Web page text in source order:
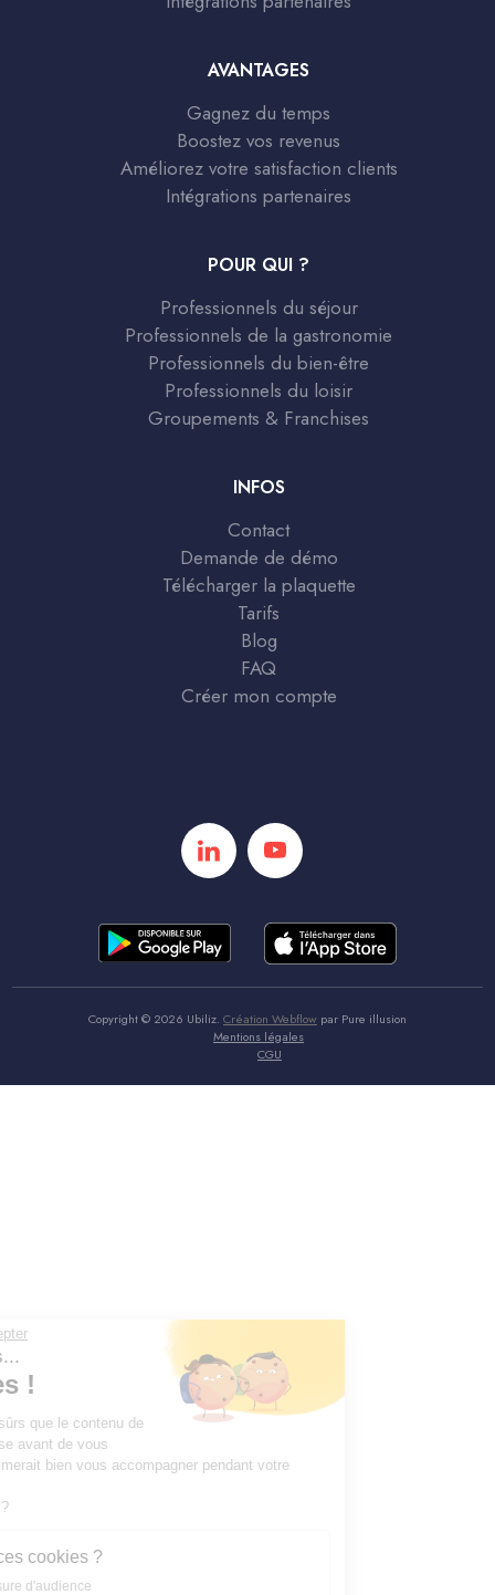
AVANTAGES
Gagnez du temps
Boostez vos revenus
Améliorez votre satisfaction clients
Intégrations partenaires
POUR QUI ?
Professionnels du séjour
Professionnels de la gastronomie
Professionnels du bien-être
Professionnels du loisir
Groupements & Franchises
INFOS
Contact
Demande de démo
Télécharger la plaquette
Tarifs
Blog
FAQ
Créer mon compte
Copyright © 2026 Ubiliz. Création Webflow par Pure illusion
Mentions légales
CGU
Continuer sans accepter
Salut c'est nous...
les Cookies !
On a attendu d'être sûrs que le contenu de
ce site vous intéresse avant de vous
déranger, mais on aimerait bien vous accompagner pendant votre
À quoi servent ces cookies ?
Statistiques et mesure d'audience